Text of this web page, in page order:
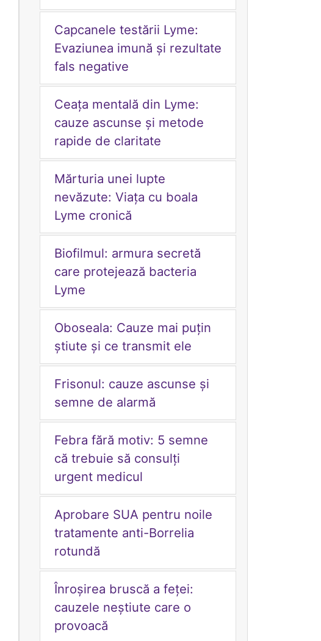
Capcanele testării Lyme:
Evaziunea imună și rezultate
fals negative
Ceața mentală din Lyme:
cauze ascunse și metode
rapide de claritate
Mărturia unei lupte
nevăzute: Viața cu boala
Lyme cronică
Biofilmul: armura secretă
care protejează bacteria
Lyme
Oboseala: Cauze mai puțin
știute și ce transmit ele
Frisonul: cauze ascunse și
semne de alarmă
Febra fără motiv: 5 semne
că trebuie să consulți
urgent medicul
Aprobare SUA pentru noile
tratamente anti-Borrelia
rotundă
Înroșirea bruscă a feței:
cauzele neștiute care o
provoacă